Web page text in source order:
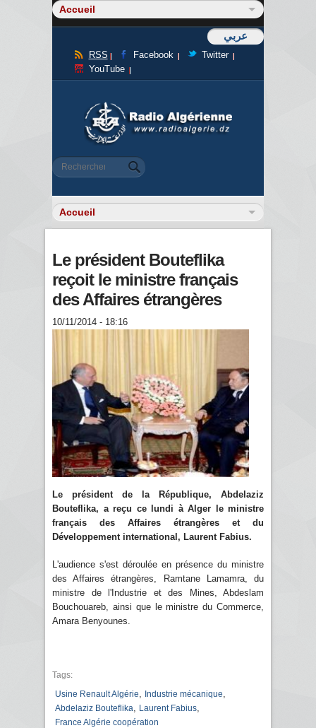
عربي
RSS Facebook
Twitter
YouTube
Formulaire de recherche
Rechercher
Le président Bouteflika
reçoit le ministre français
des Affaires étrangères
10/11/2014 - 18:16
Le président de la République, Abdelaziz
Bouteflika, a reçu ce lundi à Alger le ministre
français des Affaires étrangères et du
Développement international, Laurent Fabius.
L'audience s'est déroulée en présence du ministre
des Affaires étrangères, Ramtane Lamamra, du
ministre de l'Industrie et des Mines, Abdeslam
Bouchouareb, ainsi que le ministre du Commerce,
Amara Benyounes.
Tags:
Usine Renault Algérie
Industrie mécanique
Abdelaziz Bouteflika Laurent Fabius
France Algérie coopération